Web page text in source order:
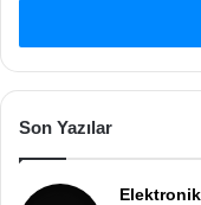
Son Yazılar